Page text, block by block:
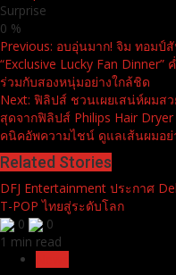
Surprise
0 %
Continue
Reading
Previous: อบอุ่นมาก! จิม ทอมป์
“Exclusive Lucky Fan
ร่วมกับสองหนุ่มอย่างใกล้ชิด
Next: ฟิลิปส์ ชวนเผยเสน่ห์ผมส
สุดจากฟิลิปส์ Philips Hair
คนิคอัพความไชน์ ดูแลเส้นผมอ
Related Stories
DFJ Entertainment ประกาศ
T-POP ไทยสู่ระดับโลก
0
0
1 min read